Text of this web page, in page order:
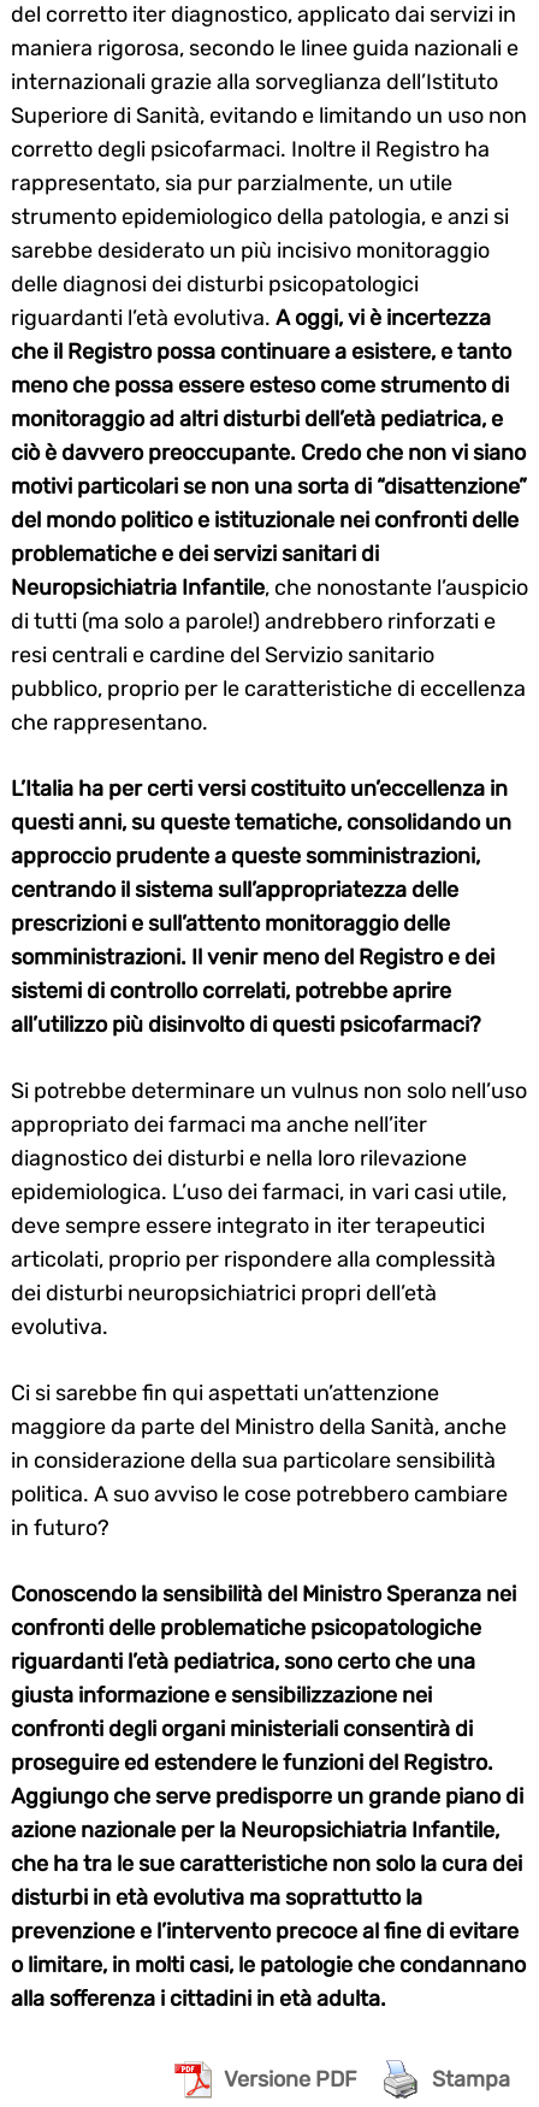
del corretto iter diagnostico, applicato dai servizi in
maniera rigorosa, secondo le linee guida nazionali e
internazionali grazie alla sorveglianza dell’Istituto
Superiore di Sanità, evitando e limitando un uso non
corretto degli psicofarmaci. Inoltre il Registro ha
rappresentato, sia pur parzialmente, un utile
strumento epidemiologico della patologia, e anzi si
sarebbe desiderato un più incisivo monitoraggio
delle diagnosi dei disturbi psicopatologici
riguardanti l’età evolutiva. A oggi, vi è incertezza
che il Registro possa continuare a esistere, e tanto
meno che possa essere esteso come strumento di
monitoraggio ad altri disturbi dell’età pediatrica, e
ciò è davvero preoccupante. Credo che non vi siano
motivi particolari se non una sorta di “disattenzione”
del mondo politico e istituzionale nei confronti delle
problematiche e dei servizi sanitari di
Neuropsichiatria Infantile, che nonostante l’auspicio
di tutti (ma solo a parole!) andrebbero rinforzati e
resi centrali e cardine del Servizio sanitario
pubblico, proprio per le caratteristiche di eccellenza
che rappresentano.
L’Italia ha per certi versi costituito un’eccellenza in
questi anni, su queste tematiche, consolidando un
approccio prudente a queste somministrazioni,
centrando il sistema sull’appropriatezza delle
prescrizioni e sull’attento monitoraggio delle
somministrazioni. Il venir meno del Registro e dei
sistemi di controllo correlati, potrebbe aprire
all’utilizzo più disinvolto di questi psicofarmaci?
Si potrebbe determinare un vulnus non solo nell’uso
appropriato dei farmaci ma anche nell’iter
diagnostico dei disturbi e nella loro rilevazione
epidemiologica. L’uso dei farmaci, in vari casi utile,
deve sempre essere integrato in iter terapeutici
articolati, proprio per rispondere alla complessità
dei disturbi neuropsichiatrici propri dell’età
evolutiva.
Ci si sarebbe fin qui aspettati un’attenzione
maggiore da parte del Ministro della Sanità, anche
in considerazione della sua particolare sensibilità
politica. A suo avviso le cose potrebbero cambiare
in futuro?
Conoscendo la sensibilità del Ministro Speranza nei
confronti delle problematiche psicopatologiche
riguardanti l’età pediatrica, sono certo che una
giusta informazione e sensibilizzazione nei
confronti degli organi ministeriali consentirà di
proseguire ed estendere le funzioni del Registro.
Aggiungo che serve predisporre un grande piano di
azione nazionale per la Neuropsichiatria Infantile,
che ha tra le sue caratteristiche non solo la cura dei
disturbi in età evolutiva ma soprattutto la
prevenzione e l’intervento precoce al fine di evitare
o limitare, in molti casi, le patologie che condannano
alla sofferenza i cittadini in età adulta.
Versione PDF Stampa